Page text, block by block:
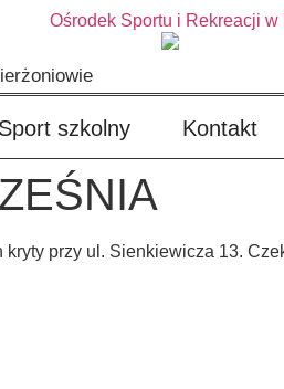
Sport szkolny Kontakt
kryty przy ul. Sienkiewicza 13.